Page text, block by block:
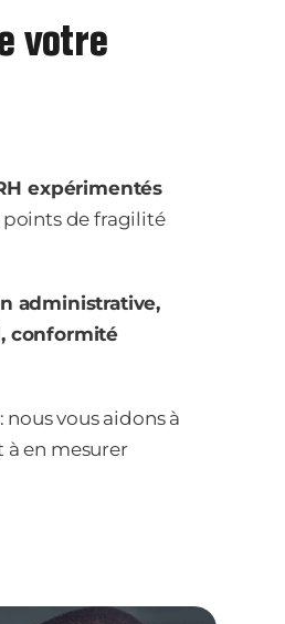
votre
expérimentés
de fragilité
administrative,
conformité
: nous vous aidons à
à en mesurer